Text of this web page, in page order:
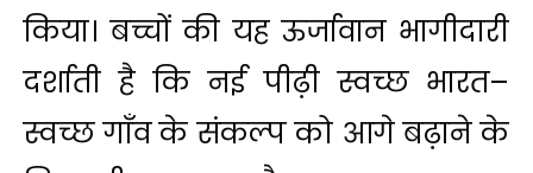
किया। बच्चों की यह ऊर्जावान भागीदारी
दर्शाती है कि नई पीढ़ी स्वच्छ भारत–
स्वच्छ गाँव के संकल्प को आगे बढ़ाने के